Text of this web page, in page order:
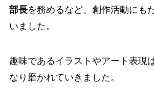
部長を務めるなど、創作活動にも
いました。
趣味であるイラストやアート表現
なり磨かれていきました。